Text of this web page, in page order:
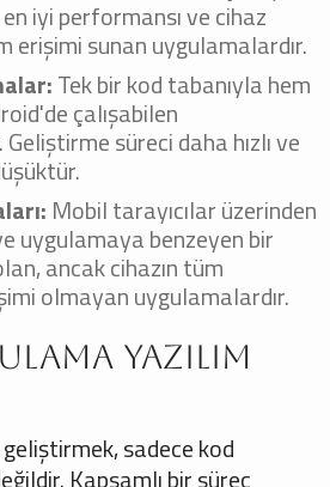
iyi performansı ve cihaz
erişimi sunan uygulamalardır.
Tek bir kod tabanıyla hem
çalışabilen
süreci daha hızlı ve
Mobil tarayıcılar üzerinden
uygulamaya benzeyen bir
ancak cihazın tüm
olmayan uygulamalardır.
Yazılım
sadece kod
Kapsamlı bir süreç